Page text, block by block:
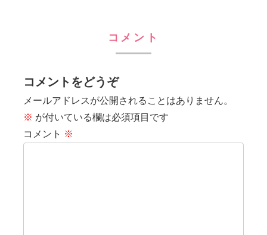
コメント
コメントをどうぞ
メールアドレスが公開されることはありません。
※ が付いている欄は必須項目です
コメント ※